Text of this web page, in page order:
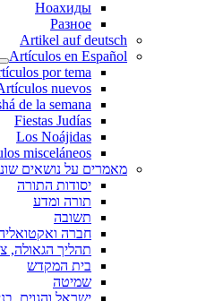
Ноахиды
Разное
Artikel auf deutsch
Artículos en Español
por tema
nuevos
de la semana
Fiestas Judías
Los Noájidas
misceláneos
מאמרים על נושאים
יסודות התורה
תורה ומדע
תשובה
חברה
תהליך הגאולה,
בית המקדש
שמיטה
ישראל והגוים,